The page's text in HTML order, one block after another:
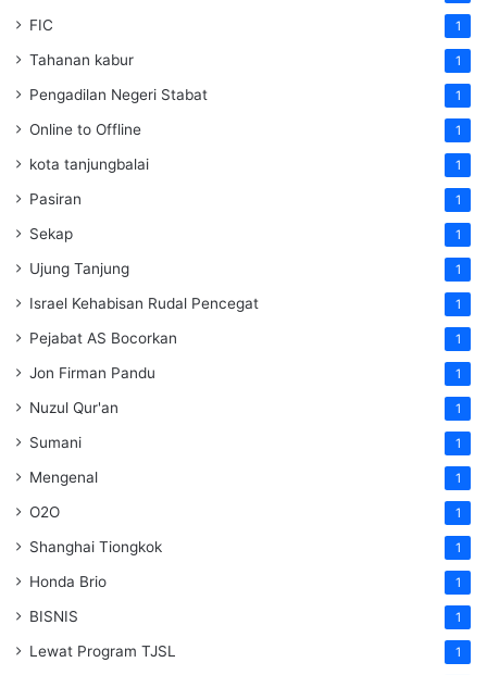
FIC 1
Tahanan kabur 1
Pengadilan Negeri Stabat 1
Online to Offline 1
kota tanjungbalai 1
Pasiran 1
Sekap 1
Ujung Tanjung 1
Israel Kehabisan Rudal Pencegat 1
Pejabat AS Bocorkan 1
Jon Firman Pandu 1
Nuzul Qur'an 1
Sumani 1
Mengenal 1
O2O 1
Shanghai Tiongkok 1
Honda Brio 1
BISNIS 1
Lewat Program TJSL 1